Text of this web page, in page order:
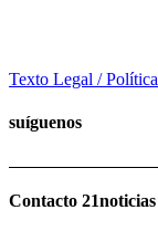
Texto Legal /
suíguenos
Contacto 21noticias